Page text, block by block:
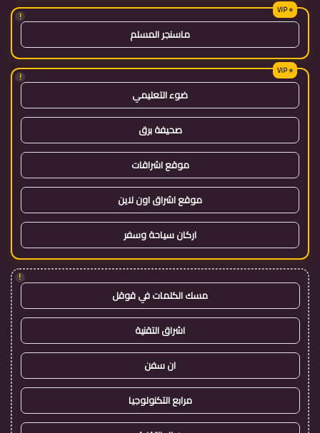
!
ماسنجر المسلم
!
ضوء التعليمي
صحيفة برق
موقع اشراقات
موقع اشراق اون لاين
اركان سياحة وسفر
!
مسك الكلمات في قوقل
اشراق التقنية
ان سفن
مرابع التكنولوجيا